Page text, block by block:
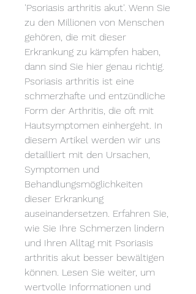
'Psoriasis arthritis akut'. Wenn Sie
zu den Millionen von Menschen
gehören, die mit dieser
Erkrankung zu kämpfen haben,
dann sind Sie hier genau richtig.
Psoriasis arthritis ist eine
schmerzhafte und entzündliche
Form der Arthritis, die oft mit
Hautsymptomen einhergeht. In
diesem Artikel werden wir uns
detailliert mit den Ursachen,
Symptomen und
Behandlungsmöglichkeiten
dieser Erkrankung
auseinandersetzen. Erfahren Sie,
wie Sie Ihre Schmerzen lindern
und Ihren Alltag mit Psoriasis
arthritis akut besser bewältigen
können. Lesen Sie weiter, um
wertvolle Informationen und